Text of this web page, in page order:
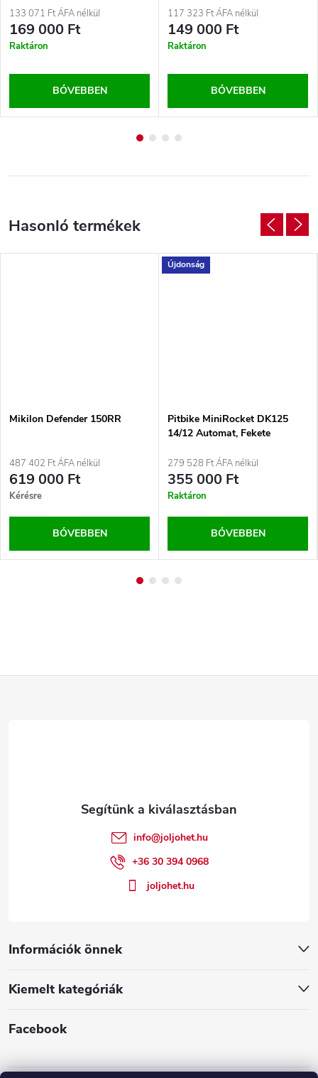
133 071 Ft ÁFA nélkül
169 000 Ft
Raktáron
BŐVEBBEN
117 323 Ft ÁFA nélkül
149 000 Ft
Raktáron
BŐVEBBEN
Mikilon Defender 150RR
487 402 Ft ÁFA nélkül
619 000 Ft
Kérésre
BŐVEBBEN
Újdonság
Pitbike MiniRocket DK125
14/12 Automat, Fekete
279 528 Ft ÁFA nélkül
355 000 Ft
Raktáron
BŐVEBBEN
Információk önnek
Kiemelt kategóriák
Facebook
info@joljohet.hu
+36 30 394 0968
joljohet.hu